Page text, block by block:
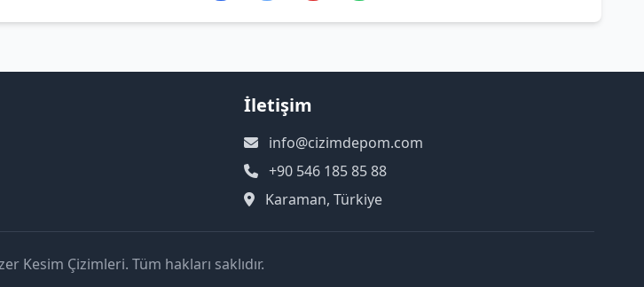
İletişim
info@cizimdepom.com
+90 546 185 85 88
Karaman, Türkiye
Kesim Çizimleri. Tüm hakları saklıdır.